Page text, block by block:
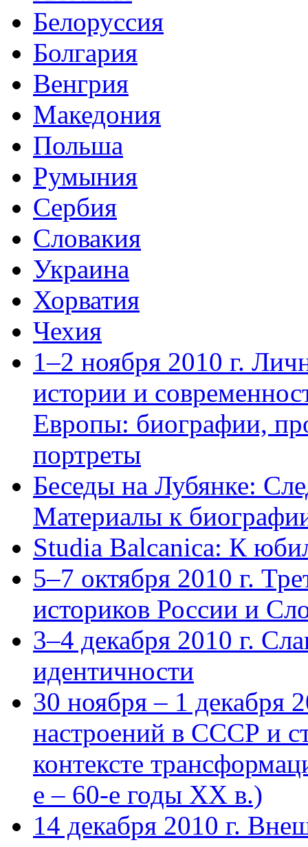
Белоруссия
Болгария
Венгрия
Македония
Польша
Румыния
Сербия
Словакия
Украина
Хорватия
Чехия
1–2 ноября 2010 г.
истории и
Европы: биографии,
портреты
Беседы на Лубянке:
Материалы к
Studia Balcanica: К
5–7 октября 2010 г.
историков России и
3–4 декабря 2010 г.
идентичности
30 ноября – 1 декабря
настроений в СССР и
контексте
е – 60-е годы ХХ в.)
14 декабря 2010 г.